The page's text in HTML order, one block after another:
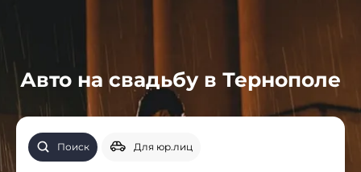
Авто на свадьбу в Тернополе
Поиск Для юр.лиц